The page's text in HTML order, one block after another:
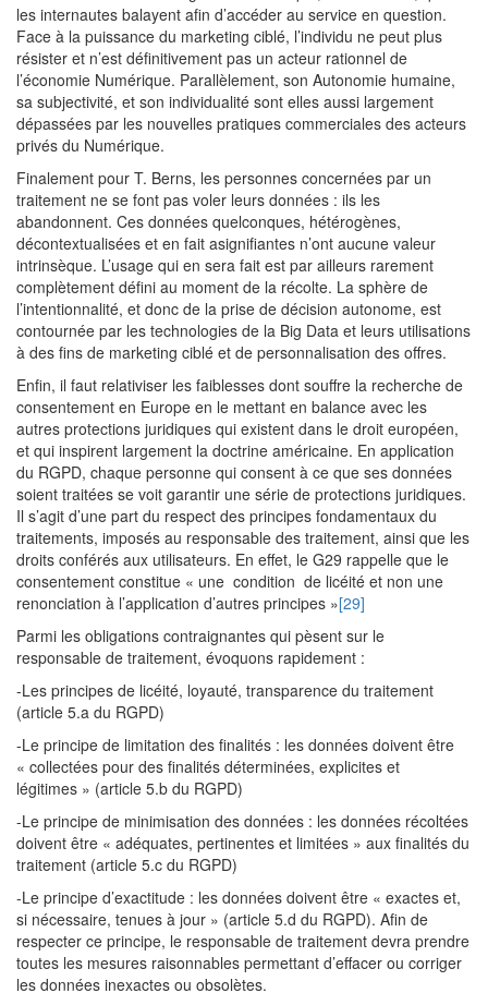
les internautes balayent afin d’accéder au service en question.
Face à la puissance du marketing ciblé, l’individu ne peut plus
résister et n’est définitivement pas un acteur rationnel de
l’économie Numérique. Parallèlement, son Autonomie humaine,
sa subjectivité, et son individualité sont elles aussi largement
dépassées par les nouvelles pratiques commerciales des acteurs
privés du Numérique.
Finalement pour T. Berns, les personnes concernées par un
traitement ne se font pas voler leurs données : ils les
abandonnent. Ces données quelconques, hétérogènes,
décontextualisées et en fait asignifiantes n’ont aucune valeur
intrinsèque. L’usage qui en sera fait est par ailleurs rarement
complètement défini au moment de la récolte. La sphère de
l’intentionnalité, et donc de la prise de décision autonome, est
contournée par les technologies de la Big Data et leurs utilisations
à des fins de marketing ciblé et de personnalisation des offres.
Enfin, il faut relativiser les faiblesses dont souffre la recherche de
consentement en Europe en le mettant en balance avec les
autres protections juridiques qui existent dans le droit européen,
et qui inspirent largement la doctrine américaine. En application
du RGPD, chaque personne qui consent à ce que ses données
soient traitées se voit garantir une série de protections juridiques.
Il s’agit d’une part du respect des principes fondamentaux du
traitements, imposés au responsable des traitement, ainsi que les
droits conférés aux utilisateurs. En effet, le G29 rappelle que le
consentement constitue « une condition de licéité et non une
renonciation à l’application d’autres principes »[29]
Parmi les obligations contraignantes qui pèsent sur le
responsable de traitement, évoquons rapidement :
-Les principes de licéité, loyauté, transparence du traitement
(article 5.a du RGPD)
-Le principe de limitation des finalités : les données doivent être
« collectées pour des finalités déterminées, explicites et
légitimes » (article 5.b du RGPD)
-Le principe de minimisation des données : les données récoltées
doivent être « adéquates, pertinentes et limitées » aux finalités du
traitement (article 5.c du RGPD)
-Le principe d’exactitude : les données doivent être « exactes et,
si nécessaire, tenues à jour » (article 5.d du RGPD). Afin de
respecter ce principe, le responsable de traitement devra prendre
toutes les mesures raisonnables permettant d’effacer ou corriger
les données inexactes ou obsolètes.